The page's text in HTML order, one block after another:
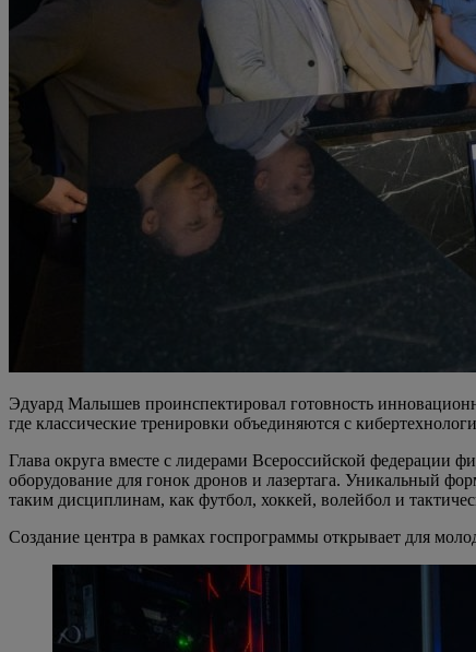
Эдуард Малышев проинспектировал готовность
где классические тренировки объединяются с
Глава округа вместе с лидерами Всероссийской
оборудование для гонок дронов и лазертага. Уникальный
таким дисциплинам, как футбол, хоккей, волейбол и
Создание центра в рамках госпрограммы открывает для